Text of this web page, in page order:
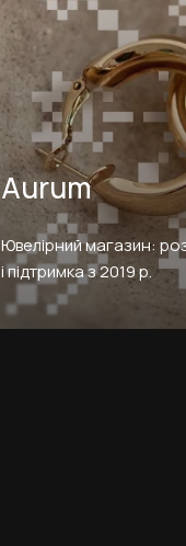
Aurum
Ювелірний магазин:
і підтримка з 2019 р.